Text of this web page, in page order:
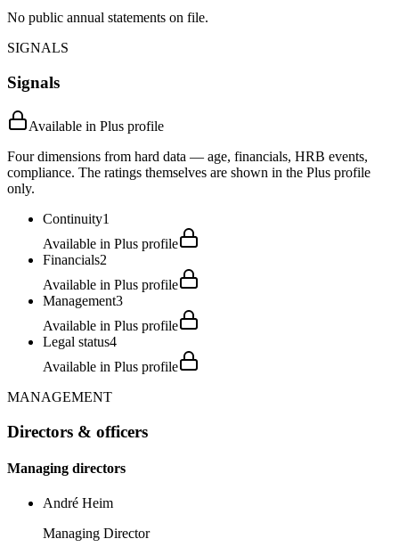
No public annual statements on file.
SIGNALS
Signals
Available in Plus profile
Four dimensions from hard data — age, financials, HRB events,
compliance. The ratings themselves are shown in the Plus profile
only.
Continuity1
Available in Plus profile
Financials2
Available in Plus profile
Management3
Available in Plus profile
Legal status4
Available in Plus profile
MANAGEMENT
Directors & officers
Managing directors
André Heim
Managing Director